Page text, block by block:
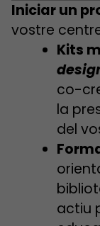
Iniciar un
vostre
Kits
co-
la
del
actiu